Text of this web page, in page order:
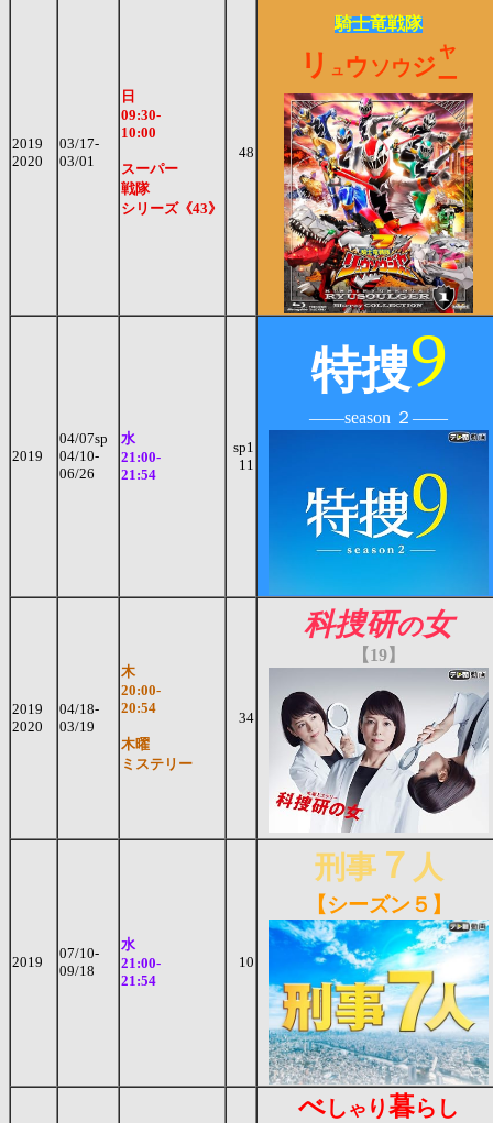
2019
2020
03/17-
03/01
日
09:30-
10:00
スーパー
戦隊
シリーズ《43》
48
騎士竜戦隊
リ ュ ウ ソウジ
ャ
ー
2019
04/07sp
04/10-
06/26
水
21:00-
21:54
sp1
11
特捜9
――season ２――
2019
2020
04/18-
03/19
木
20:00-
20:54
木曜
ミステリー
34
科捜研の女
【19】
2019
07/10-
09/18
水
21:00-
21:54
10
刑事７ 人
【シーズン５】
べし ゃ り暮らし